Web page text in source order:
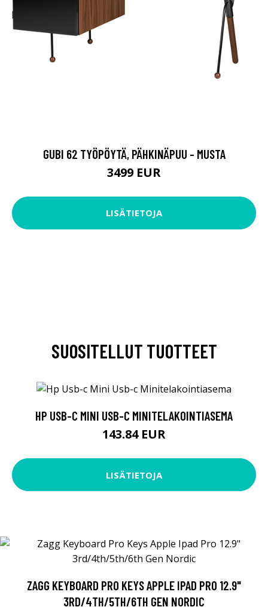
GUBI 62 TYÖPÖYTÄ, PÄHKINÄPUU - MUSTA
3499 EUR
LISÄTIETOJA
SUOSITELLUT TUOTTEET
HP USB-C MINI USB-C MINITELAKOINTIASEMA
143.84 EUR
LISÄTIETOJA
ZAGG KEYBOARD PRO KEYS APPLE IPAD PRO 12.9"
3RD/4TH/5TH/6TH GEN NORDIC